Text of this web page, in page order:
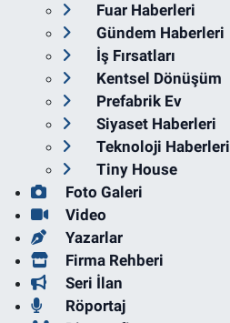
Fuar Haberleri
Gündem Haberleri
İş Fırsatları
Kentsel Dönüşüm
Prefabrik Ev
Siyaset Haberleri
Teknoloji Haberleri
Tiny House
Foto Galeri
Video
Yazarlar
Firma Rehberi
Seri İlan
Röportaj